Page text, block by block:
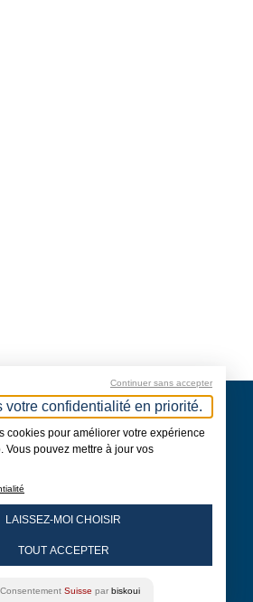
Continuer sans accepter
votre confidentialité en priorité.
cookies pour améliorer votre expérience
Vous pouvez mettre à jour vos
LAISSEZ-MOI CHOISIR
TOUT ACCEPTER
Suisse par biskoui